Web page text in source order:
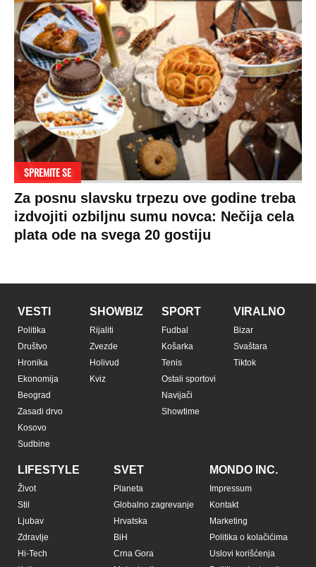
Ekonomija
Beograd
Zasadi drvo
Kosovo
Sudbine
Kviz
Ostali sportovi
Navijači
Showtime
LIFESTYLE
Život
Stil
Ljubav
Zdravlje
Hi-Tech
Kultura
SVET
Planeta
Globalno zagrevanje
Hrvatska
BiH
Crna Gora
Makedonija
Auto
MONDO INC.
Impressum
Kontakt
Marketing
Politika o kolačićima
Uslovi korišćenja
Politika privatnosti
Privacy policy
Terms of service
Pratite nas na:
Copyright © Espreso.co.rs 2026. Sva prava zadržana. Mondo inc.